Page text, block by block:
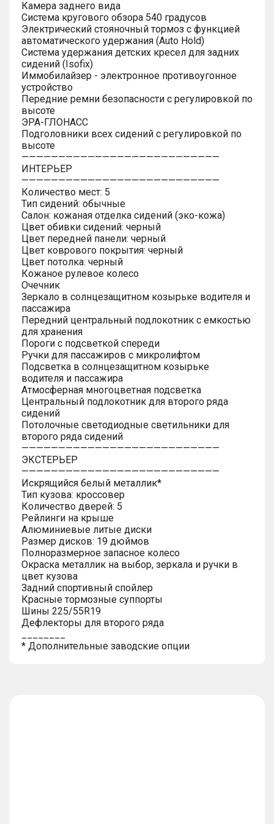
Камера заднего вида
Система кругового обзора 540 градусов
Электрический стояночный тормоз с функцией
автоматического удержания (Auto Hold)
Система удержания детских кресел для задних
сидений (Isofix)
Иммобилайзер - электронное противоугонное
устройство
Передние ремни безопасности с регулировкой по
высоте
ЭРА-ГЛОНАСС
Подголовники всех сидений с регулировкой по
высоте
———————————————————————————
ИНТЕРЬЕР
———————————————————————————
Количество мест: 5
Тип сидений: обычные
Салон: кожаная отделка сидений (эко-кожа)
Цвет обивки сидений: черный
Цвет передней панели: черный
Цвет коврового покрытия: черный
Цвет потолка: черный
Кожаное рулевое колесо
Очечник
Зеркало в солнцезащитном козырьке водителя и
пассажира
Передний центральный подлокотник с емкостью
для хранения
Пороги с подсветкой спереди
Ручки для пассажиров с микролифтом
Подсветка в солнцезащитном козырьке
водителя и пассажира
Атмосферная многоцветная подсветка
Центральный подлокотник для второго ряда
сидений
Потолочные светодиодные светильники для
второго ряда сидений
———————————————————————————
ЭКСТЕРЬЕР
———————————————————————————
Искрящийся белый металлик*
Тип кузова: кроссовер
Количество дверей: 5
Рейлинги на крыше
Алюминиевые литые диски
Размер дисков: 19 дюймов
Полноразмерное запасное колесо
Окраска металлик на выбор, зеркала и ручки в
цвет кузова
Задний спортивный спойлер
Красные тормозные суппорты
Шины 225/55R19
Дефлекторы для второго ряда
* Дополнительные заводские опции